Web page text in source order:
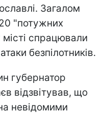
Загалом
"потужних
спрацювали
безпілотників.
губернатор
відзвітував, що
невідомими